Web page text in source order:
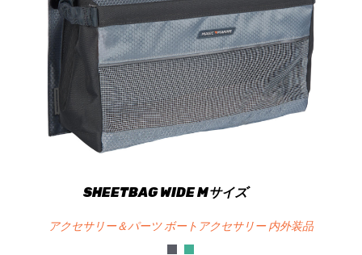
SHEETBAG WIDE Mサイズ
アクセサリー＆パーツ ボートアクセサリー 内外装品